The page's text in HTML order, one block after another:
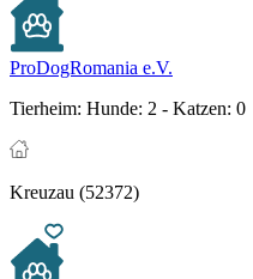
ProDogRomania e.V.
Tierheim: Hunde: 2 - Katzen: 0
Kreuzau (52372)